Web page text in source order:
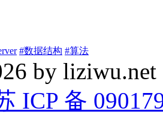
#数据结构 #算法
by liziwu.net
ICP 备